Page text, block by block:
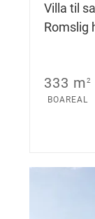
Villa til
Romslig
333 m2
BOAREAL